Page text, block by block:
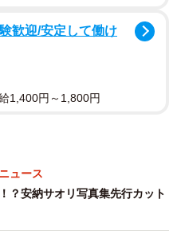
らも負けん気の強さで定評
シングル王座、
プリンセス・オブ・プロ
ン」第34代ICE×∞王座とい
広げている、通称“絶対不
歓迎/安定して働け
給1,400円～1,800円
ュース
？安納サオリ写真集先行カット